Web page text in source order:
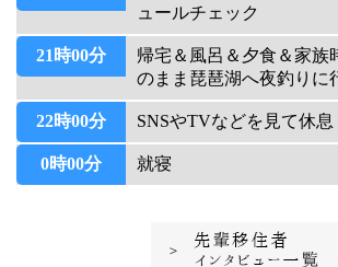
ュールチェック
21時00分
帰宅＆風呂＆夕食＆家族
のまま琵琶湖へ夜釣りに
22時00分 SNSやTVなどを見て休息
0時00分 就寝